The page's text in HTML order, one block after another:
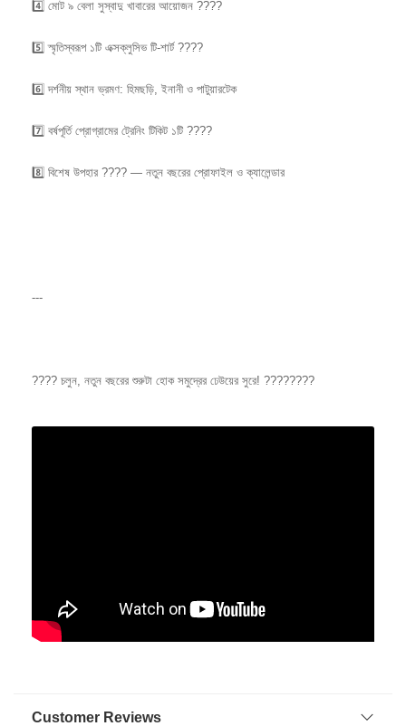
4️⃣ মোট ৯ বেলা সুস্বাদু খাবারের আয়োজন ????
5️⃣ স্মৃতিস্বরূপ ১টি এক্সক্লুসিভ টি-শার্ট ????
6️⃣ দর্শনীয় স্থান ভ্রমণ: হিমছড়ি, ইনানী ও পাটুয়ারটেক
7️⃣ বর্ষপূর্তি প্রোগ্রামের ট্রেনিং টিকিট ১টি ????
8️⃣ বিশেষ উপহার ???? — নতুন বছরের প্রোফাইল ও ক্যালেন্ডার
---
???? চলুন, নতুন বছরের শুরুটা হোক সমুদ্রের ঢেউয়ের সুরে! ????????
Customer Reviews